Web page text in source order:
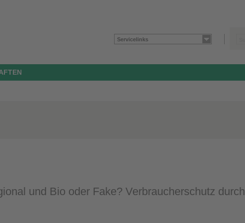
Servicelinks
und Bio oder Fake? Verbraucherschutz durch